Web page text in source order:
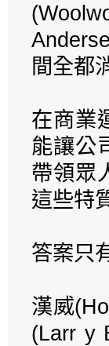
間全都
在商業
能讓公
帶領眾
這些特
答案只
漢威
(Larr y